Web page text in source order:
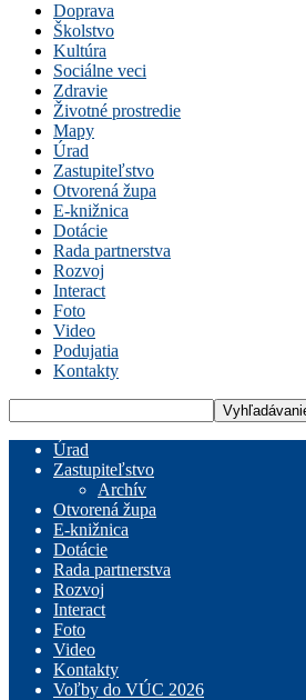
Doprava
Školstvo
Kultúra
Sociálne veci
Zdravie
Životné prostredie
Mapy
Úrad
Zastupiteľstvo
Otvorená župa
E-knižnica
Dotácie
Rada partnerstva
Rozvoj
Interact
Foto
Video
Podujatia
Kontakty
Úrad
Zastupiteľstvo
Archív
Otvorená župa
E-knižnica
Dotácie
Rada partnerstva
Rozvoj
Interact
Foto
Video
Kontakty
Voľby do VÚC 2026